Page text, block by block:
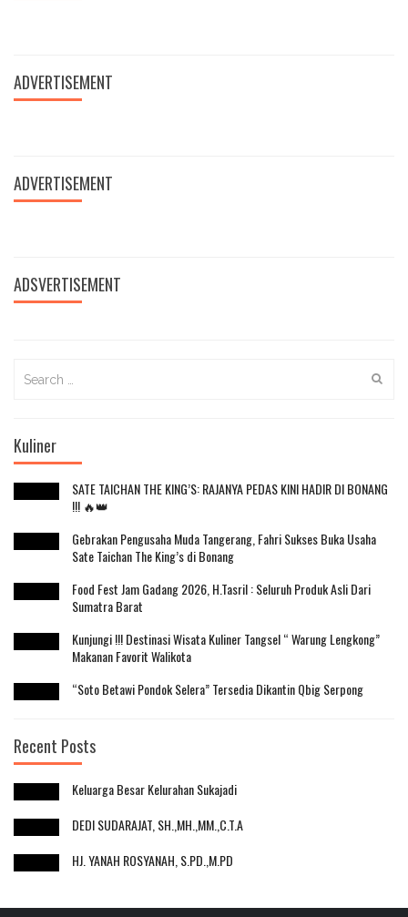
ADVERTISEMENT
ADVERTISEMENT
ADSVERTISEMENT
for:
Kuliner
SATE TAICHAN THE KING’S: RAJANYA PEDAS KINI HADIR DI BONANG
!!! 🔥👑
Gebrakan Pengusaha Muda Tangerang, Fahri Sukses Buka Usaha
Sate Taichan The King’s di Bonang
Food Fest Jam Gadang 2026, H.Tasril : Seluruh Produk Asli Dari
Sumatra Barat
Kunjungi !!! Destinasi Wisata Kuliner Tangsel “ Warung Lengkong”
Makanan Favorit Walikota
“Soto Betawi Pondok Selera” Tersedia Dikantin Qbig Serpong
Recent Posts
Keluarga Besar Kelurahan Sukajadi
DEDI SUDARAJAT, SH.,MH.,MM.,C.T.A
HJ. YANAH ROSYANAH, S.PD.,M.PD